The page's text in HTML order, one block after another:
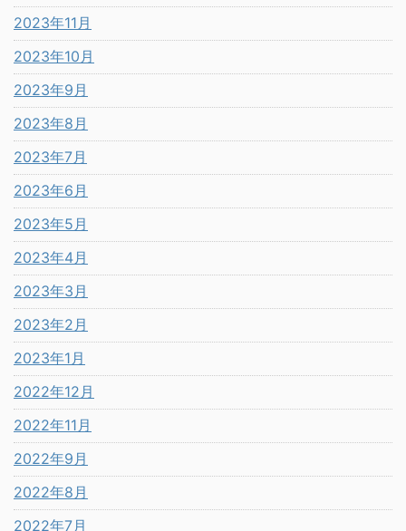
2023年11月
2023年10月
2023年9月
2023年8月
2023年7月
2023年6月
2023年5月
2023年4月
2023年3月
2023年2月
2023年1月
2022年12月
2022年11月
2022年9月
2022年8月
2022年7月